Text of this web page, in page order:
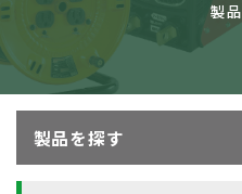
製
製品を探す